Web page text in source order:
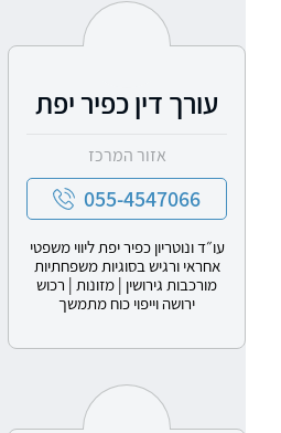
עורך דין כפיר יפת
אזור המרכז
055-4547066
עו״ד ונוטריון כפיר יפת ליווי משפטי
אחראי ורגיש בסוגיות משפחתיות
מורכבות גירושין | מזונות | רכוש
ירושה וייפוי כוח מתמשך